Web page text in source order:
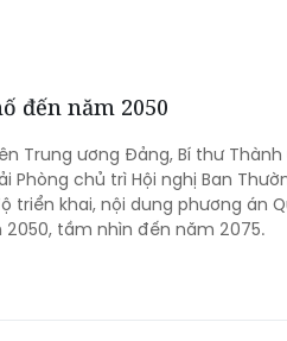
đến năm 2050
Trung ương Đảng, Bí thư Thành
Thường vụ
triển khai, nội dung phương án
tầm nhìn đến năm 2075.